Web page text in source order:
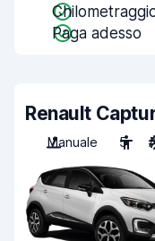
Paga adesso
Renault
Manuale
5